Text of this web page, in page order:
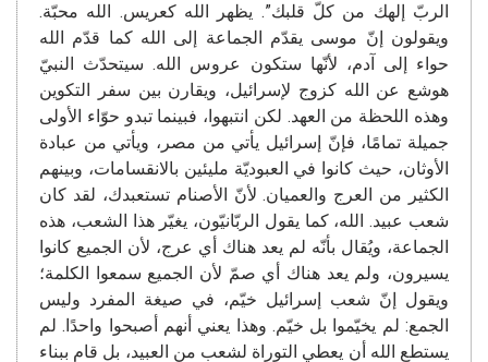
الربّ إلهك من كلّ قلبك”. يظهر الله كعريس. الله محبّة.
ويقولون إنّ موسى يقدّم الجماعة إلى الله كما قدّم الله
حواء إلى آدم، لأنّها ستكون عروس الله. سيتحدّث النبيّ
هوشع عن الله كزوج لإسرائيل، ويقارن بين سفر التكوين
وهذه اللحظة من العهد. لكن انتبهوا، فبينما تبدو حوّاء الأولى
جميلة تمامًا، فإنّ إسرائيل يأتي من مصر، ويأتي من عبادة
الأوثان، حيث كانوا في العبوديّة مليئين بالانقسامات، وبينهم
الكثير من العرج والعميان. لأنّ الأصنام تستعبدك، لقد كان
شعب عبيد. الله، كما يقول الربّانيّون، يغيّر هذا الشعب، هذه
الجماعة، ويُقال بأنّه لم يعد هناك أي عرج، لأن الجميع كانوا
يسيرون، ولم يعد هناك أي صمّ لأن الجميع سمعوا الكلمة؛
ويقول إنّ شعب إسرائيل خيّم، في صيغة المفرد وليس
الجمع: لم يخيّموا بل خيّم. وهذا يعني أنهم أصبحوا واحدًا. لم
يستطع الله أن يعطي التوراة لشعب من العبيد، بل قام ببناء